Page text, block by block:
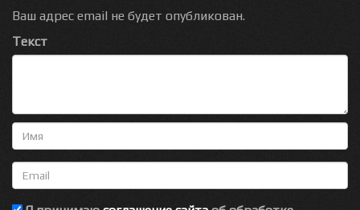
Ваш адрес email не будет опубликован.
Текст
Имя
Email